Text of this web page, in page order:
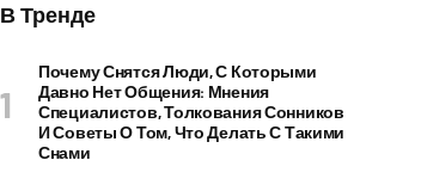
В Тренде
Почему Снятся Люди, С Которыми
Давно Нет Общения: Мнения
Специалистов, Толкования Сонников
И Советы О Том, Что Делать С Такими
Снами